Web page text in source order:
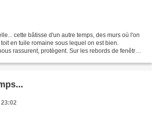
cette bâtisse d'un autre temps, des murs où l'on
en tuile romaine sous lequel on est bien.
rassurent, protègent. Sur les rebords de fenêtre
23:02